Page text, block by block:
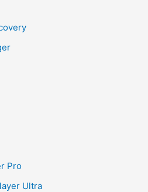
Pro
Ultra